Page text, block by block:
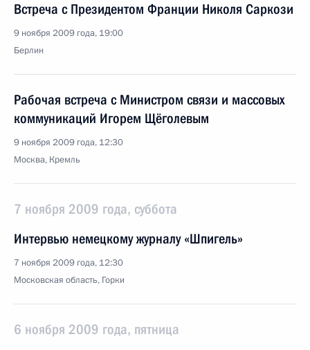
Встреча с Президентом Франции Николя Саркози
9 ноября 2009 года, 19:00
Берлин
Рабочая встреча с Министром связи и массовых
коммуникаций Игорем Щёголевым
9 ноября 2009 года, 12:30
Москва, Кремль
7 ноября 2009 года, суббота
Интервью немецкому журналу «Шпигель»
7 ноября 2009 года, 12:30
Московская область, Горки
6 ноября 2009 года, пятница